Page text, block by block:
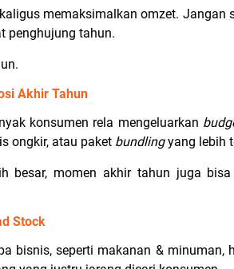
memaksimalkan omzet. Jangan
penghujung tahun.
Akhir Tahun
konsumen rela mengeluarkan
ongkir, atau paket bundlingyang lebih
besar, momen akhir tahun juga
Stock
bisnis, seperti makanan & minuman,